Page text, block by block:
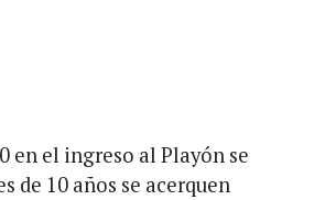
en el ingreso al Playón se
de 10 años se acerquen